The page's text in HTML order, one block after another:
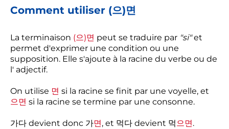
Comment utiliser (으)면
La terminaison (으)면 peut se traduire par "si"et
permet d'exprimer une condition ou une
supposition. Elle s'ajoute à la racine du verbe ou de
l' adjectif.
On utilise 면 si la racine se finit par une voyelle, et
으면 si la racine se termine par une consonne.
가다 devient donc 가면, et 먹다 devient 먹으면.